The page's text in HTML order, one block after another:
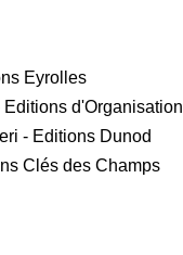
? - Identifier ses
« idéale » : taille,
cadre de
( à la sortie de l'école)
Eyrolles
d'Organisation
- Editions Dunod
Clés des Champs